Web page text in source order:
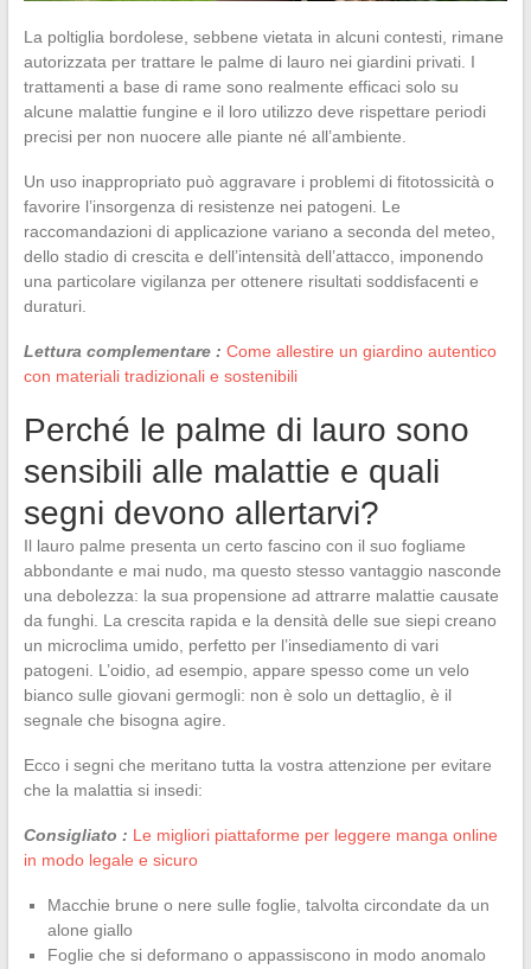
La poltiglia bordolese, sebbene vietata in alcuni contesti, rimane
autorizzata per trattare le palme di lauro nei giardini privati. I
trattamenti a base di rame sono realmente efficaci solo su
alcune malattie fungine e il loro utilizzo deve rispettare periodi
precisi per non nuocere alle piante né all’ambiente.
Un uso inappropriato può aggravare i problemi di fitotossicità o
favorire l’insorgenza di resistenze nei patogeni. Le
raccomandazioni di applicazione variano a seconda del meteo,
dello stadio di crescita e dell’intensità dell’attacco, imponendo
una particolare vigilanza per ottenere risultati soddisfacenti e
duraturi.
Lettura complementare : Come allestire un giardino autentico
con materiali tradizionali e sostenibili
Perché le palme di lauro sono
sensibili alle malattie e quali
segni devono allertarvi?
Il lauro palme presenta un certo fascino con il suo fogliame
abbondante e mai nudo, ma questo stesso vantaggio nasconde
una debolezza: la sua propensione ad attrarre malattie causate
da funghi. La crescita rapida e la densità delle sue siepi creano
un microclima umido, perfetto per l’insediamento di vari
patogeni. L’oidio, ad esempio, appare spesso come un velo
bianco sulle giovani germogli: non è solo un dettaglio, è il
segnale che bisogna agire.
Ecco i segni che meritano tutta la vostra attenzione per evitare
che la malattia si insedi:
Consigliato : Le migliori piattaforme per leggere manga online
in modo legale e sicuro
Macchie brune o nere sulle foglie, talvolta circondate da un
alone giallo
Foglie che si deformano o appassiscono in modo anomalo